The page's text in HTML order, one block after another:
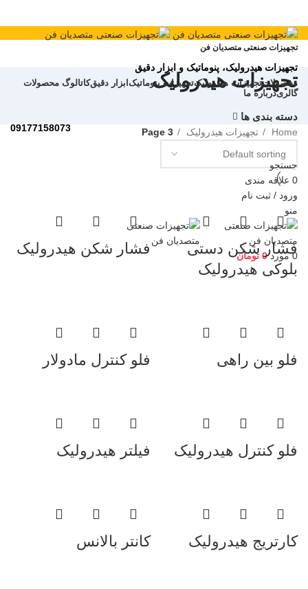
تجهیزات صنعتی متصدیان فن
تجهیزاتهیدرولیک، پنوماتیک و ابزار دقیق
محصولاتتجهیزات هیدرولیکتجهیزات پنوماتیک ابزار دقیقکاتالوگ محصولات
گالریدرباره ما
09177158073
جستجو
0 علاقه مندی
ورود / ثبت نام
منو
0 مورد 0 تومان
تجهیزات هیدرولیک
دسته بندی ها
Home تجهیزات هیدرولیک Page 3
فشار شکن دستی
بلوکی هیدرولیک
فشار شکن هیدرولیک
فلو بین راهی فلو کنترل مادولار
فلو کنترل هیدرولیک فیلتر هیدرولیک
کارتریج هیدرولیک کانتر بالانس